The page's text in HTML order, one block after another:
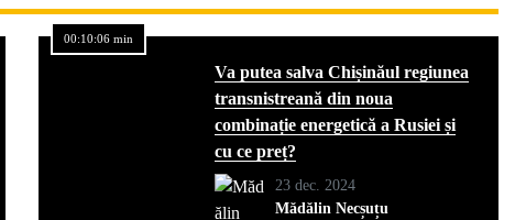
Va putea salva Chișinăul regiunea
transnistreană din noua
combinație energetică a Rusiei și
cu ce preț?
23 dec. 2024
Mădălin Necșuțu
00:10:06 min